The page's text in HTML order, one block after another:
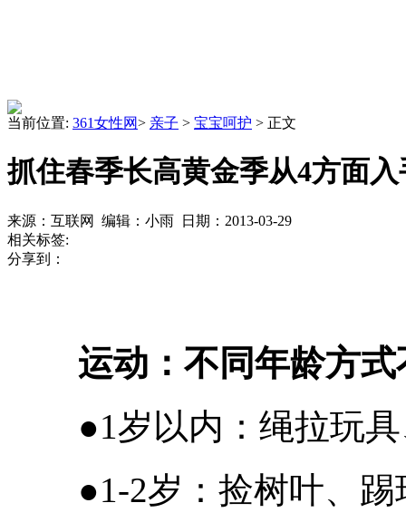
当前位置: 361女性网> 亲子 > 宝宝呵护 > 正文
抓住春季长高黄金季从4方面入
来源：互联网 编辑：小雨 日期：2013-03-29
相关标签:
分享到：
运动：不同年龄方式
●1岁以内：绳拉玩具
●1-2岁：捡树叶、踢